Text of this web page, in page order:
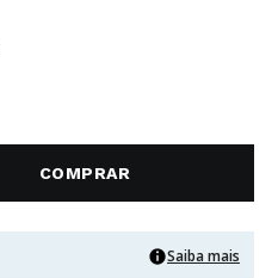
COMPRAR
Saiba mais